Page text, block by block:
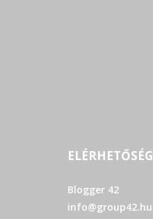
ELÉRHETŐSÉG
Blogger 42
info@group42.hu